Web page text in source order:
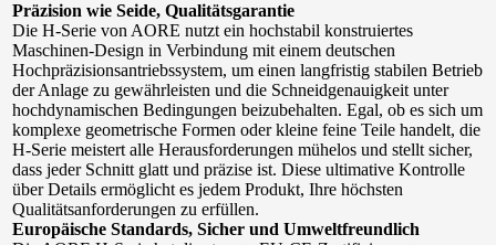
Präzision wie Seide, Qualitätsgarantie
Die H-Serie von AORE nutzt ein hochstabil konstruiertes
Maschinen-Design in Verbindung mit einem deutschen
Hochpräzisionsantriebssystem, um einen langfristig stabilen Betrieb
der Anlage zu gewährleisten und die Schneidgenauigkeit unter
hochdynamischen Bedingungen beizubehalten. Egal, ob es sich um
komplexe geometrische Formen oder kleine feine Teile handelt, die
H-Serie meistert alle Herausforderungen mühelos und stellt sicher,
dass jeder Schnitt glatt und präzise ist. Diese ultimative Kontrolle
über Details ermöglicht es jedem Produkt, Ihre höchsten
Qualitätsanforderungen zu erfüllen.
Europäische Standards, Sicher und Umweltfreundlich